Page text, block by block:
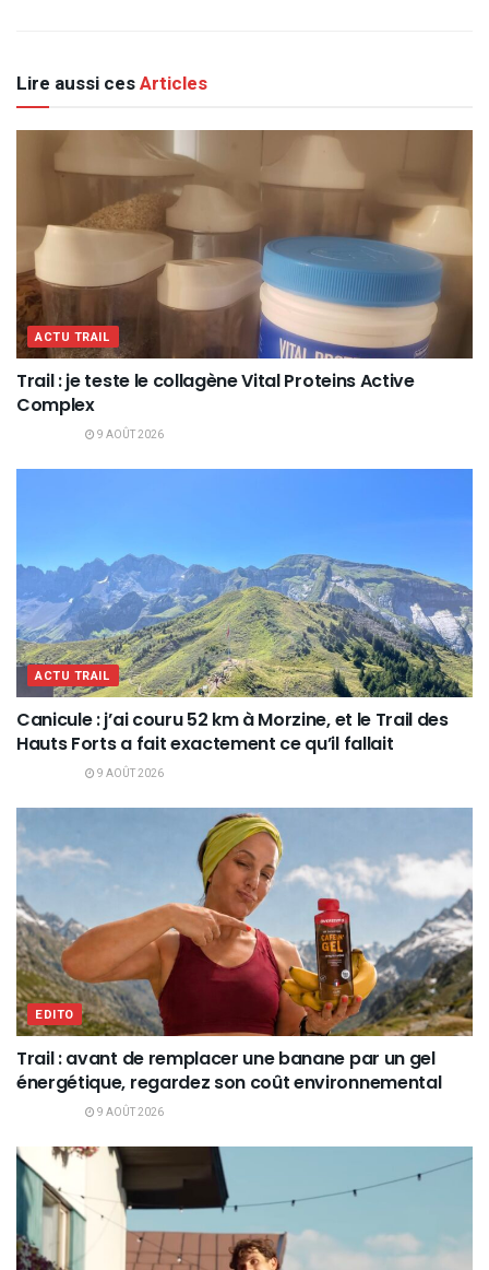
Lire aussi cesArticles
ACTU TRAIL
Trail : je teste le collagène Vital Proteins Active
Complex
9 AOÛT 2026
ACTU TRAIL
Canicule : j’ai couru 52 km à Morzine, et le Trail des
Hauts Forts a fait exactement ce qu’il fallait
9 AOÛT 2026
EDITO
Trail : avant de remplacer une banane par un gel
énergétique, regardez son coût environnemental
9 AOÛT 2026